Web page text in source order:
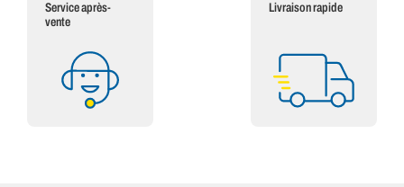
Service après-
vente
Livraison rapide